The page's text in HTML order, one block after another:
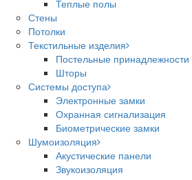
Теплые полы
Стены
Потолки
Текстильные изделия
Постельные принадлежности
Шторы
Системы доступа
Электронные замки
Охранная сигнализация
Биометрические замки
Шумоизоляция
Акустические панели
Звукоизоляция